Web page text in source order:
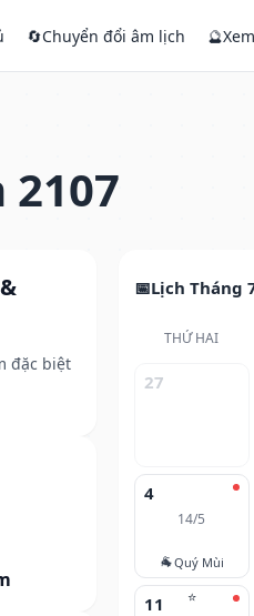
🔄Chuyển đổi âm lịch 🔮
2107
đặc biệt
Lịch Tháng
THỨ HAI
27
4
14/5
🐐Quý Mùi
⭐
11